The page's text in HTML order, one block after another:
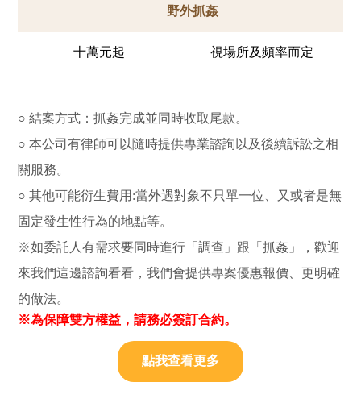
野外抓姦
十萬元起 視場所及頻率而定
○ 結案方式：抓姦完成並同時收取尾款。
○ 本公司有律師可以隨時提供專業諮詢以及後續訴訟之相
關服務。
○ 其他可能衍生費用:當外遇對象不只單一位、又或者是無
固定發生性行為的地點等。
※如委託人有需求要同時進行「調查」跟「抓姦」，歡迎
來我們這邊諮詢看看，我們會提供專案優惠報價、更明確
的做法。
※為保障雙方權益，請務必簽訂合約。
點我查看更多